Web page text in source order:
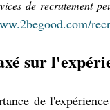
de recrutement
sur
de